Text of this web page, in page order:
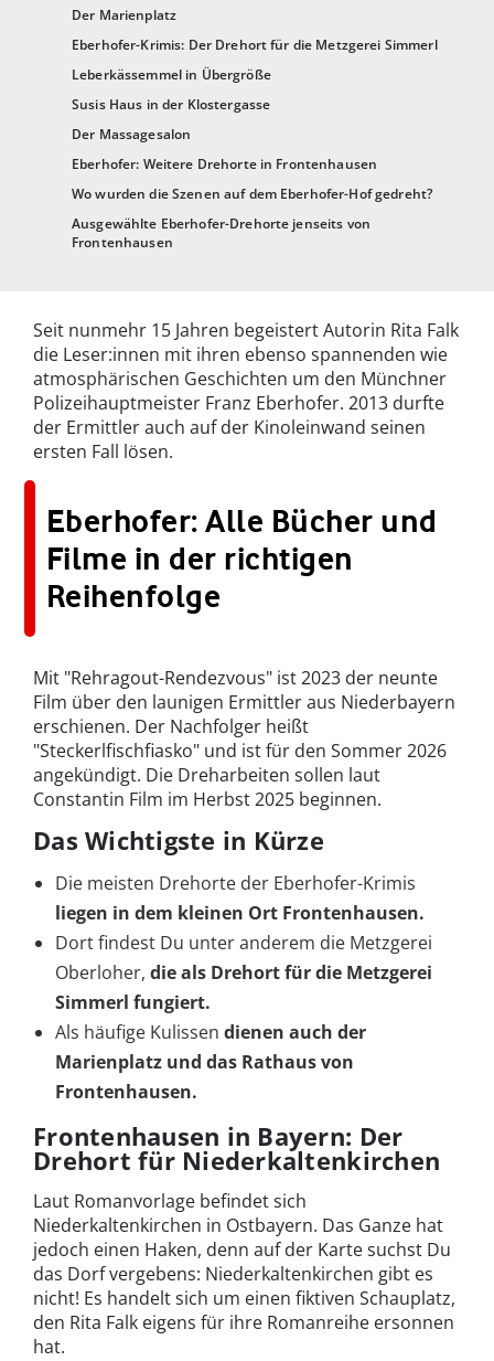
Der Marienplatz
Eberhofer-Krimis: Der Drehort für die Metzgerei Simmerl
Leberkässemmel in Übergröße
Susis Haus in der Klostergasse
Der Massagesalon
Eberhofer: Weitere Drehorte in Frontenhausen
Wo wurden die Szenen auf dem Eberhofer-Hof gedreht?
Ausgewählte Eberhofer-Drehorte jenseits von
Frontenhausen
Seit nunmehr 15 Jahren begeistert Autorin Rita Falk
die Leser:innen mit ihren ebenso spannenden wie
atmosphärischen Geschichten um den Münchner
Polizeihauptmeister Franz Eberhofer. 2013 durfte
der Ermittler auch auf der Kinoleinwand seinen
ersten Fall lösen.
Eberhofer: Alle Bücher und
Filme in der richtigen
Reihenfolge
Mit "Rehragout-Rendezvous" ist 2023 der neunte
Film über den launigen Ermittler aus Niederbayern
erschienen. Der Nachfolger heißt
"Steckerlfischfiasko" und ist für den Sommer 2026
angekündigt. Die Dreharbeiten sollen laut
Constantin Film im Herbst 2025 beginnen.
Das Wichtigste in Kürze
Die meisten Drehorte der Eberhofer-Krimis
liegen in dem kleinen Ort Frontenhausen.
Dort findest Du unter anderem die Metzgerei
Oberloher, die als Drehort für die Metzgerei
Simmerl fungiert.
Als häufige Kulissen dienen auch der
Marienplatz und das Rathaus von
Frontenhausen.
Frontenhausen in Bayern: Der
Drehort für Niederkaltenkirchen
Laut Romanvorlage befindet sich
Niederkaltenkirchen in Ostbayern. Das Ganze hat
jedoch einen Haken, denn auf der Karte suchst Du
das Dorf vergebens: Niederkaltenkirchen gibt es
nicht! Es handelt sich um einen fiktiven Schauplatz,
den Rita Falk eigens für ihre Romanreihe ersonnen
hat.